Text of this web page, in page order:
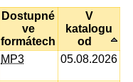
Dostupné
ve
formátech
V
katalogu
od
MP3 05.08.2026